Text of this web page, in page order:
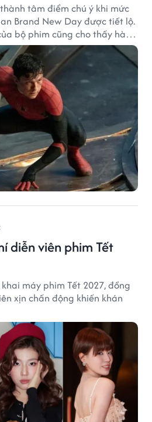
tâm điểm chú ý khi mức
Brand New Day được tiết lộ.
bộ phim cũng cho thấy hành
ý của nam diễn viên sau
vai Người Nhện.
diễn viên phim Tết
máy phim Tết 2027, đồng
xịn chấn động khiến khán